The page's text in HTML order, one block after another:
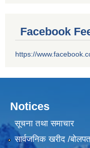
Facebook
https://
Notices
सूचना तथा समाचार
सार्वजनिक खरीद /